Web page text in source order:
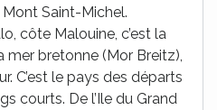
Mont Saint-Michel.
côte Malouine, c’est la
mer bretonne (Mor Breitz),
C’est le pays des départs
courts. De l’Ile du Grand